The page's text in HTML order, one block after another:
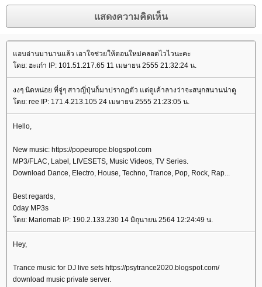
อบอ่านมานานแล้ว เอาใจช่วยให้ตอนใหม่คลอดไวไวนะคะ
ดย: ฮะเก๋า IP: 101.51.217.65 11 เมษายน 2555 21:32:24 น.
งงๆ นิดหน่อย ที่จู่ๆ สาวญี่ปุ่นก็มาปรากฏตัว แต่ดูเค้าลางว่าจะสนุกสนานน่าดู
ดย: ree IP: 171.4.213.105 24 เมษายน 2555 21:23:05 น.
Hello,
New music: https://popeurope.blogspot.com
MP3/FLAC, Label, LIVESETS, Music Videos, TV Series.
Download Dance, Electro, House, Techno, Trance, Pop, Rock, Rap...
Best regards,
0day MP3s
ดย: Mariomab IP: 190.2.133.230 14 มิถุนายน 2564 12:24:49 น.
Hey,
Trance music for DJ live sets https://psytrance2020.blogspot.com/
download music private server.